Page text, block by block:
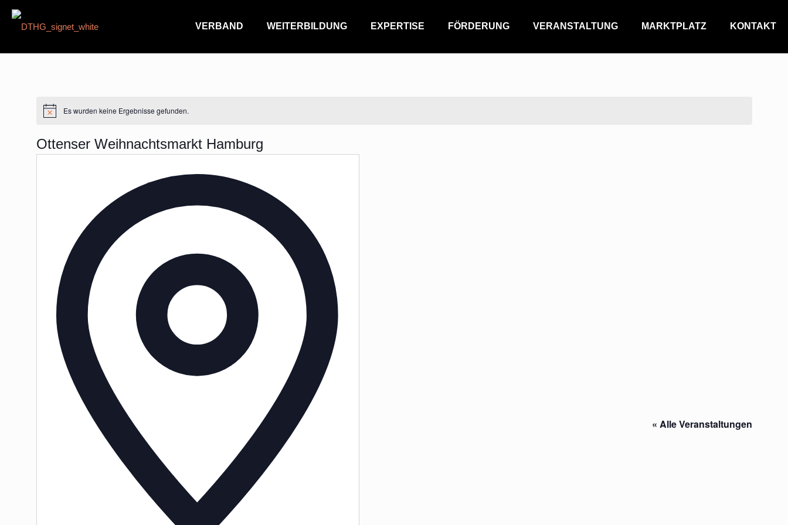
VERBAND WEITERBILDUNG EXPERTISE FÖRDERUNG VERANSTALTUNG MARKTPLATZ KONTAKT
HinweisEs wurden keine Ergebnisse gefunden.
Ottenser Weihnachtsmarkt Hamburg
« Alle Veranstaltungen